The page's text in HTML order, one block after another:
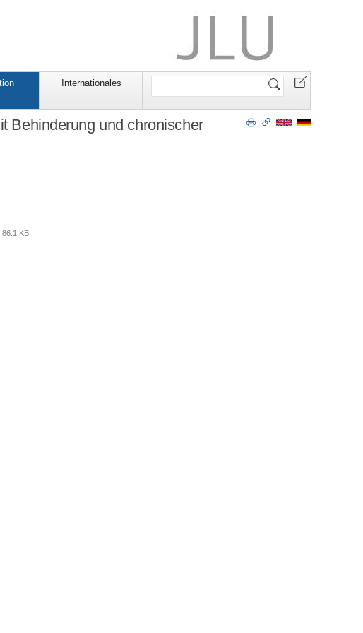
Internationales
Website
Behinderung und chronischer
86.1 KB